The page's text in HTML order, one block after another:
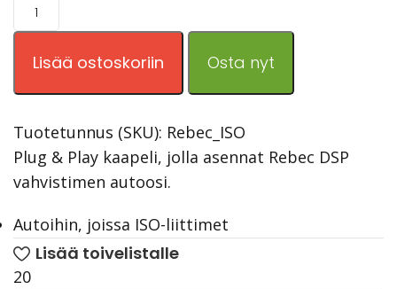
Lisää ostoskoriin Osta nyt
Tuotetunnus (SKU): Rebec_ISO
Plug & Play kaapeli, jolla asennat Rebec DSP
vahvistimen autoosi.
Autoihin, joissa ISO-liittimet
Lisää toivelistalle
20